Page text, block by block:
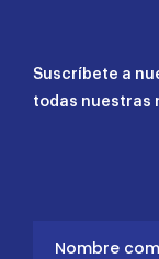
Suscríbete a
todas nuestras